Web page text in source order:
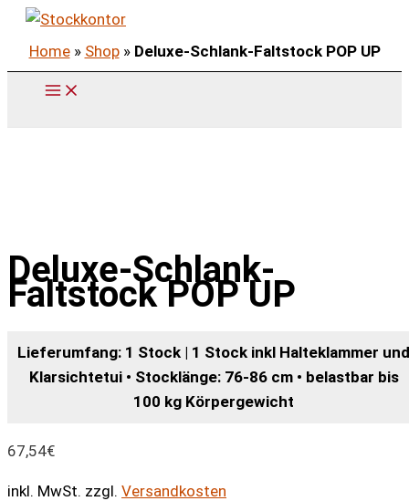
Zum
Inhalt
springen
Home» Shop» Deluxe-Schlank-Faltstock POP UP
Deluxe-Schlank-
Faltstock POP UP
Lieferumfang: 1 Stock | 1 Stock inkl Halteklammer und
Klarsichtetui • Stocklänge: 76-86 cm • belastbar bis
100 kg Körpergewicht
67,54€
inkl. MwSt. zzgl. Versandkosten